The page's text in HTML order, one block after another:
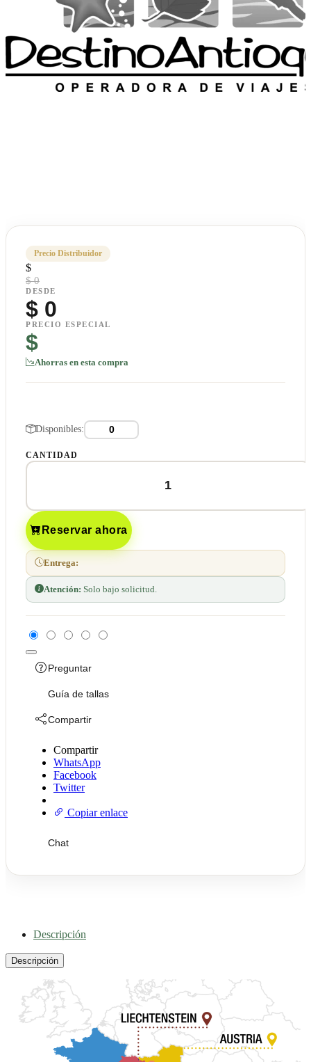
Precio Distribuidor
$
$ 0
DESDE
$ 0
PRECIO ESPECIAL
$
Ahorras en esta compra
Disponibles:
CANTIDAD
Reservar ahora
Entrega:
Atención: Solo bajo solicitud.
Preguntar
Guía de tallas
Compartir
Compartir
WhatsApp
Facebook
Twitter
Copiar enlace
Chat
Descripción
Descripción